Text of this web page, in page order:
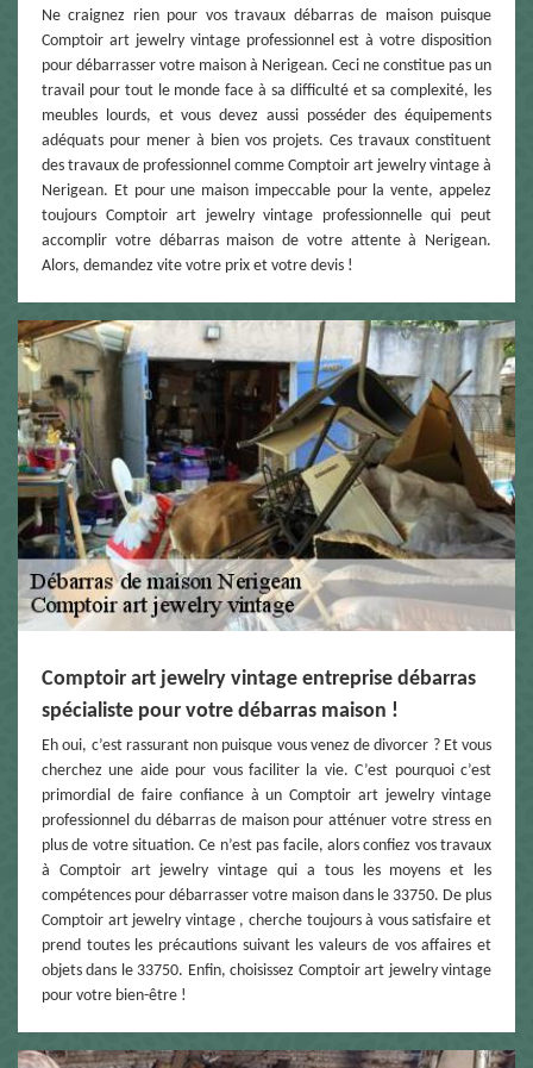
Ne craignez rien pour vos travaux débarras de maison puisque
Comptoir art jewelry vintage professionnel est à votre disposition
pour débarrasser votre maison à Nerigean. Ceci ne constitue pas un
travail pour tout le monde face à sa difficulté et sa complexité, les
meubles lourds, et vous devez aussi posséder des équipements
adéquats pour mener à bien vos projets. Ces travaux constituent
des travaux de professionnel comme Comptoir art jewelry vintage à
Nerigean. Et pour une maison impeccable pour la vente, appelez
toujours Comptoir art jewelry vintage professionnelle qui peut
accomplir votre débarras maison de votre attente à Nerigean.
Alors, demandez vite votre prix et votre devis !
Comptoir art jewelry vintage entreprise débarras
spécialiste pour votre débarras maison !
Eh oui, c’est rassurant non puisque vous venez de divorcer ? Et vous
cherchez une aide pour vous faciliter la vie. C’est pourquoi c’est
primordial de faire confiance à un Comptoir art jewelry vintage
professionnel du débarras de maison pour atténuer votre stress en
plus de votre situation. Ce n’est pas facile, alors confiez vos travaux
à Comptoir art jewelry vintage qui a tous les moyens et les
compétences pour débarrasser votre maison dans le 33750. De plus
Comptoir art jewelry vintage , cherche toujours à vous satisfaire et
prend toutes les précautions suivant les valeurs de vos affaires et
objets dans le 33750. Enfin, choisissez Comptoir art jewelry vintage
pour votre bien-être !